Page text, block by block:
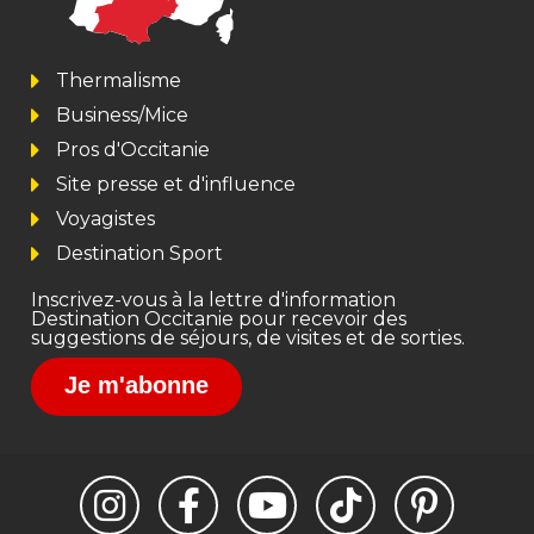
Thermalisme
Business/Mice
Pros d'Occitanie
Site presse et d'influence
Voyagistes
Destination Sport
Inscrivez-vous à la lettre d'information
Destination Occitanie pour recevoir des
suggestions de séjours, de visites et de sorties.
Je m'abonne